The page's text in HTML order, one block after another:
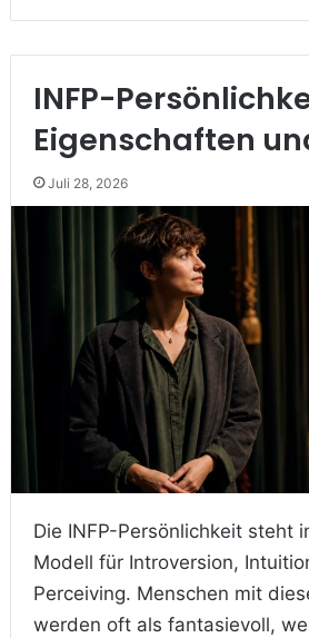
INFP-
Eigenschaften
Juli 28, 2026
Die INFP-Persönlichkeit steht
Modell für Introversion,
Perceiving. Menschen mit
werden oft als fantasievoll,